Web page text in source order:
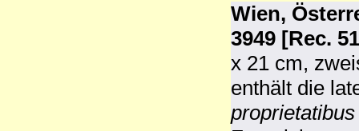
Wien,
3949 [Rec.
x 21 cm,
enthält die